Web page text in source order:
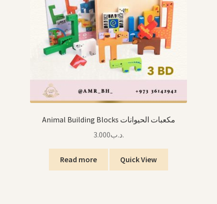
Animal Building Blocks مكعبات الحيوانات
.د.ب3.000
Read more Quick View